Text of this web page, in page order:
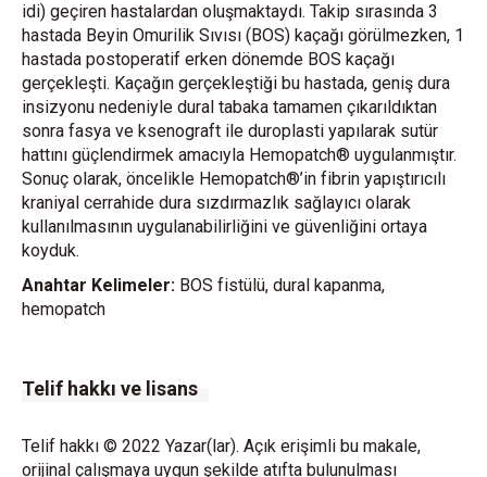
idi) geçiren hastalardan oluşmaktaydı. Takip sırasında 3
hastada Beyin Omurilik Sıvısı (BOS) kaçağı görülmezken, 1
hastada postoperatif erken dönemde BOS kaçağı
gerçekleşti. Kaçağın gerçekleştiği bu hastada, geniş dura
insizyonu nedeniyle dural tabaka tamamen çıkarıldıktan
sonra fasya ve ksenograft ile duroplasti yapılarak sutür
hattını güçlendirmek amacıyla Hemopatch® uygulanmıştır.
Sonuç olarak, öncelikle Hemopatch®’in fibrin yapıştırıcılı
kraniyal cerrahide dura sızdırmazlık sağlayıcı olarak
kullanılmasının uygulanabilirliğini ve güvenliğini ortaya
koyduk.
Anahtar Kelimeler: BOS fistülü, dural kapanma,
hemopatch
Telif hakkı ve lisans
Telif hakkı © 2022 Yazar(lar). Açık erişimli bu makale,
orijinal çalışmaya uygun şekilde atıfta bulunulması